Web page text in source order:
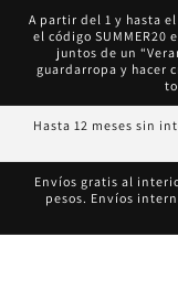
directamente
al contenido
A partir del 1 y hasta
el código
juntos de un
guardarropa y hacer
Hasta 12 meses sin
Envíos gratis al
pesos. Envíos